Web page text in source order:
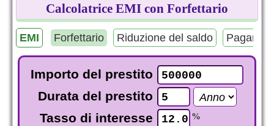
Calcolatrice EMI con Forfettario
EMI Forfettario Riduzione del saldo
Importo del prestito
Durata del prestito
Tasso di interesse
%